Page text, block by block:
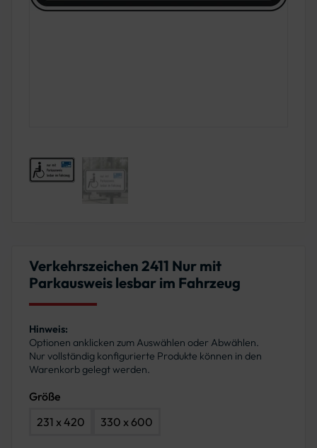
Verkehrszeichen 2411 Nur mit
Parkausweis lesbar im Fahrzeug
Hinweis:
Optionen anklicken zum Auswählen oder Abwählen.
Nur vollständig konfigurierte Produkte können in den
Warenkorb gelegt werden.
Größe
231 x 420
330 x 600